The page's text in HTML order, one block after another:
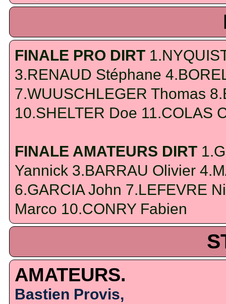
FINALE PRO DIRT
3.RENAUD Stéphane
7.WUUSCHLEGER Thomas
10.SHELTER Doe 11.COLAS
FINALE AMATEURS DIRT
Yannick 3.BARRAU Olivier
6.GARCIA John 7.LEFEVRE
Marco 10.CONRY Fabien
AMATEURS.
Bastien Provis,